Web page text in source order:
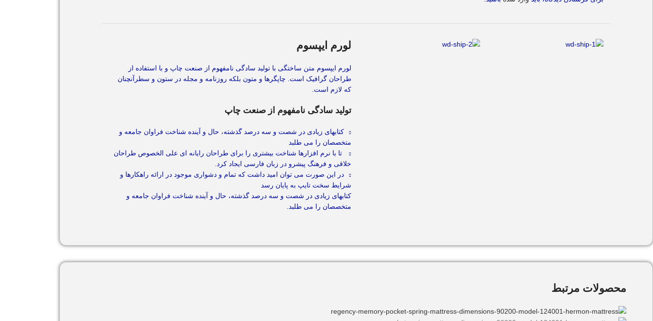
لورم ایپسوم
لورم ایپسوم متن ساختگی با تولید سادگی نامفهوم از صنعت چاپ و با استفاده از
طراحان گرافیک است. چاپگرها و متون بلکه روزنامه و مجله در ستون و سطرآنچنان
که لازم است.
تولید سادگی نامفهوم از صنعت چاپ
کتابهای زیادی در شصت و سه درصد گذشته، حال و آینده شناخت فراوان جامعه و
متخصصان را می طلبد
تا با نرم افزارها شناخت بیشتری را برای طراحان رایانه ای علی الخصوص طراحان
خلاقی و فرهنگ پیشرو در زبان فارسی ایجاد کرد.
در این صورت می توان امید داشت که تمام و دشواری موجود در ارائه راهکارها و
شرایط سخت تایپ به پایان رسد
کتابهای زیادی در شصت و سه درصد گذشته، حال و آینده شناخت فراوان جامعه و
متخصصان را می طلبد.
محصولات مرتبط